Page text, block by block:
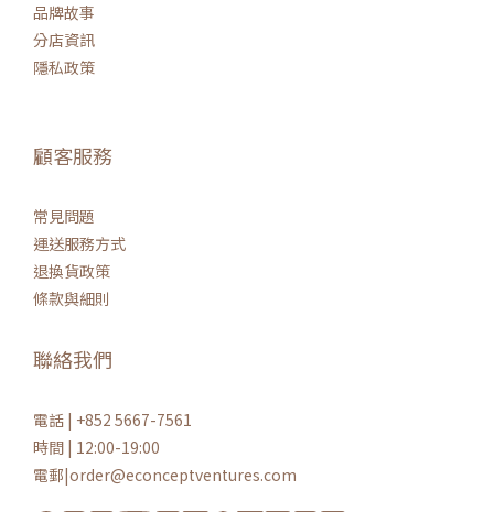
品牌故事
分店資訊
隱私政策
顧客服務
常見問題
運送服務方式
退換貨政策
條款與細則
聯絡我們
電話 | +852 5667-7561
時間 | 12:00-19:00
電郵|order@econceptventures.com